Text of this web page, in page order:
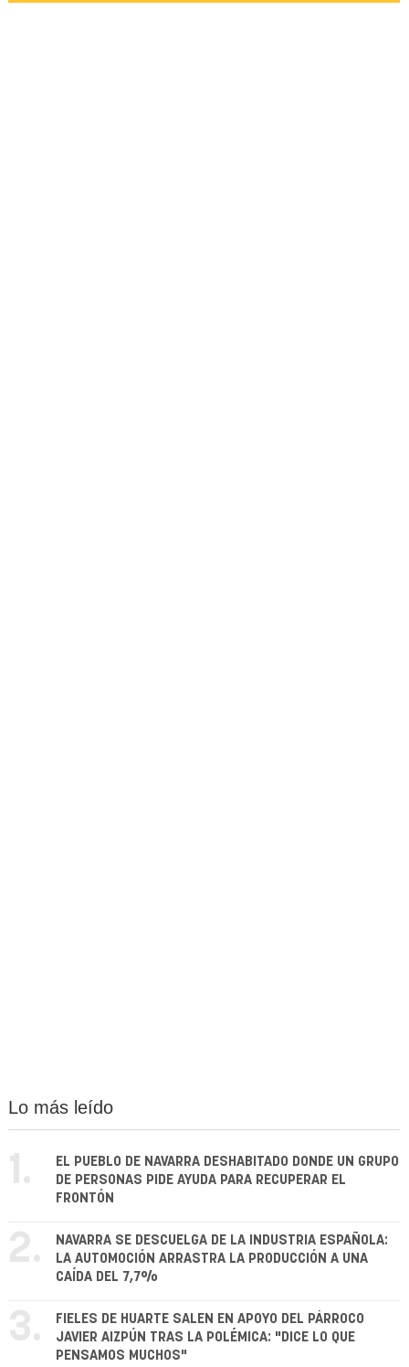
Lo más leído
1.
EL PUEBLO DE NAVARRA DESHABITADO DONDE UN GRUPO
DE PERSONAS PIDE AYUDA PARA RECUPERAR EL
FRONTÓN
2.
NAVARRA SE DESCUELGA DE LA INDUSTRIA ESPAÑOLA:
LA AUTOMOCIÓN ARRASTRA LA PRODUCCIÓN A UNA
CAÍDA DEL 7,7%
3.
FIELES DE HUARTE SALEN EN APOYO DEL PÁRROCO
JAVIER AIZPÚN TRAS LA POLÉMICA: "DICE LO QUE
PENSAMOS MUCHOS"